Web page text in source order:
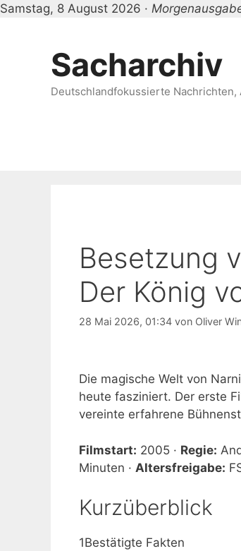
Samstag, 8 August 2026 ·
Sacharchiv
Deutschlandfokussierte
Besetzung
Der König
28 Mai 2026, 01:34 von Oliver
Die magische Welt von
heute fasziniert. Der erste
vereinte erfahrene
Filmstart: 2005 · Regie:
Minuten · Altersfreigabe:
Kurzüberblick
1Bestätigte Fakten